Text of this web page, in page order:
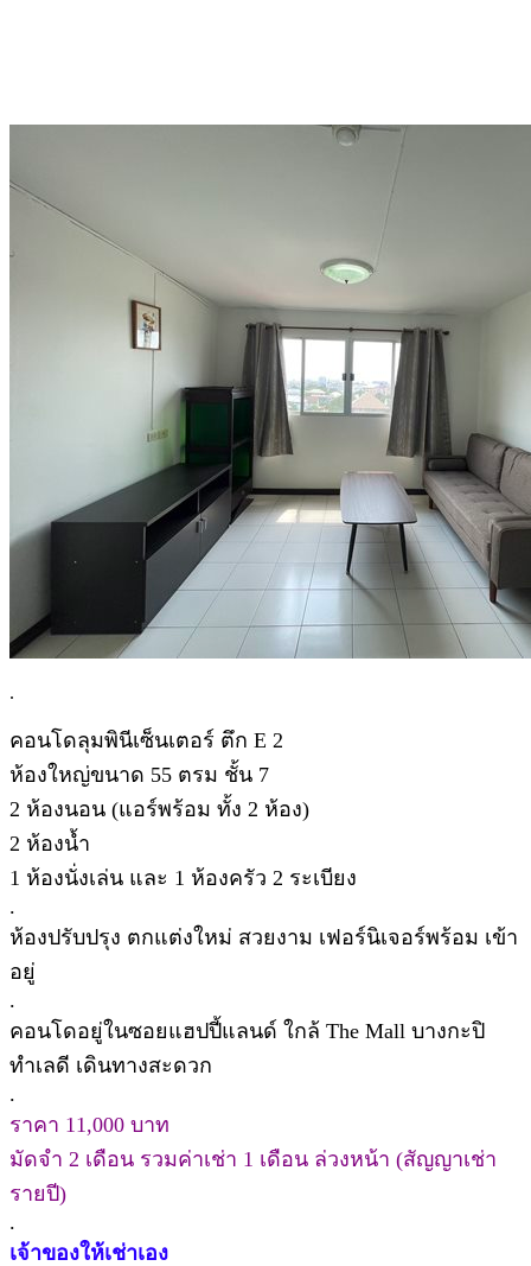
.
คอนโดลุมพินีเซ็นเตอร์ ตึก E 2
ห้องใหญ่ขนาด 55 ตรม ชั้น 7
2 ห้องนอน (แอร์พร้อม ทั้ง 2 ห้อง)
2 ห้องน้ำ
1 ห้องนั่งเล่น และ 1 ห้องครัว 2 ระเบียง
.
ห้องปรับปรุง ตกแต่งใหม่ สวยงาม เฟอร์นิเจอร์พร้อม เข้า
อยู่
.
คอนโดอยู่ในซอยแฮปปี้แลนด์ ใกล้ The Mall บางกะปิ
ทำเลดี เดินทางสะดวก
.
ราคา 11,000 บาท
มัดจำ 2 เดือน รวมค่าเช่า 1 เดือน ล่วงหน้า (สัญญาเช่า
รายปี)
.
เจ้าของให้เช่าเอง